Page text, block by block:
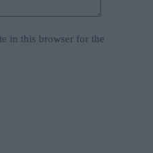
in this browser for the